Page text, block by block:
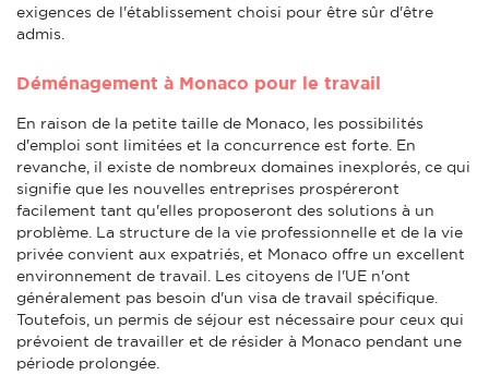
exigences de l'établissement choisi pour être sûr d'être
admis.
Déménagement à Monaco pour le travail
En raison de la petite taille de Monaco, les possibilités
d'emploi sont limitées et la concurrence est forte. En
revanche, il existe de nombreux domaines inexplorés, ce qui
signifie que les nouvelles entreprises prospéreront
facilement tant qu'elles proposeront des solutions à un
problème. La structure de la vie professionnelle et de la vie
privée convient aux expatriés, et Monaco offre un excellent
environnement de travail. Les citoyens de l'UE n'ont
généralement pas besoin d'un visa de travail spécifique.
Toutefois, un permis de séjour est nécessaire pour ceux qui
prévoient de travailler et de résider à Monaco pendant une
période prolongée.